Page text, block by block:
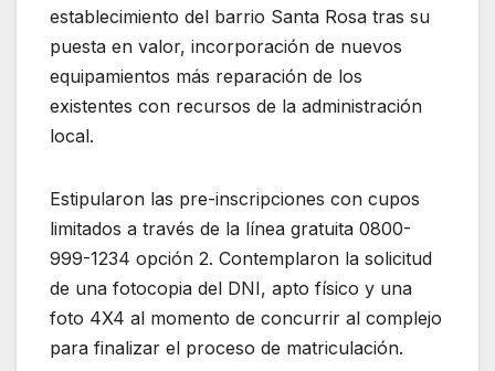
establecimiento del barrio Santa Rosa tras su
puesta en valor, incorporación de nuevos
equipamientos más reparación de los
existentes con recursos de la administración
local.
Estipularon las pre-inscripciones con cupos
limitados a través de la línea gratuita 0800-
999-1234 opción 2. Contemplaron la solicitud
de una fotocopia del DNI, apto físico y una
foto 4X4 al momento de concurrir al complejo
para finalizar el proceso de matriculación.